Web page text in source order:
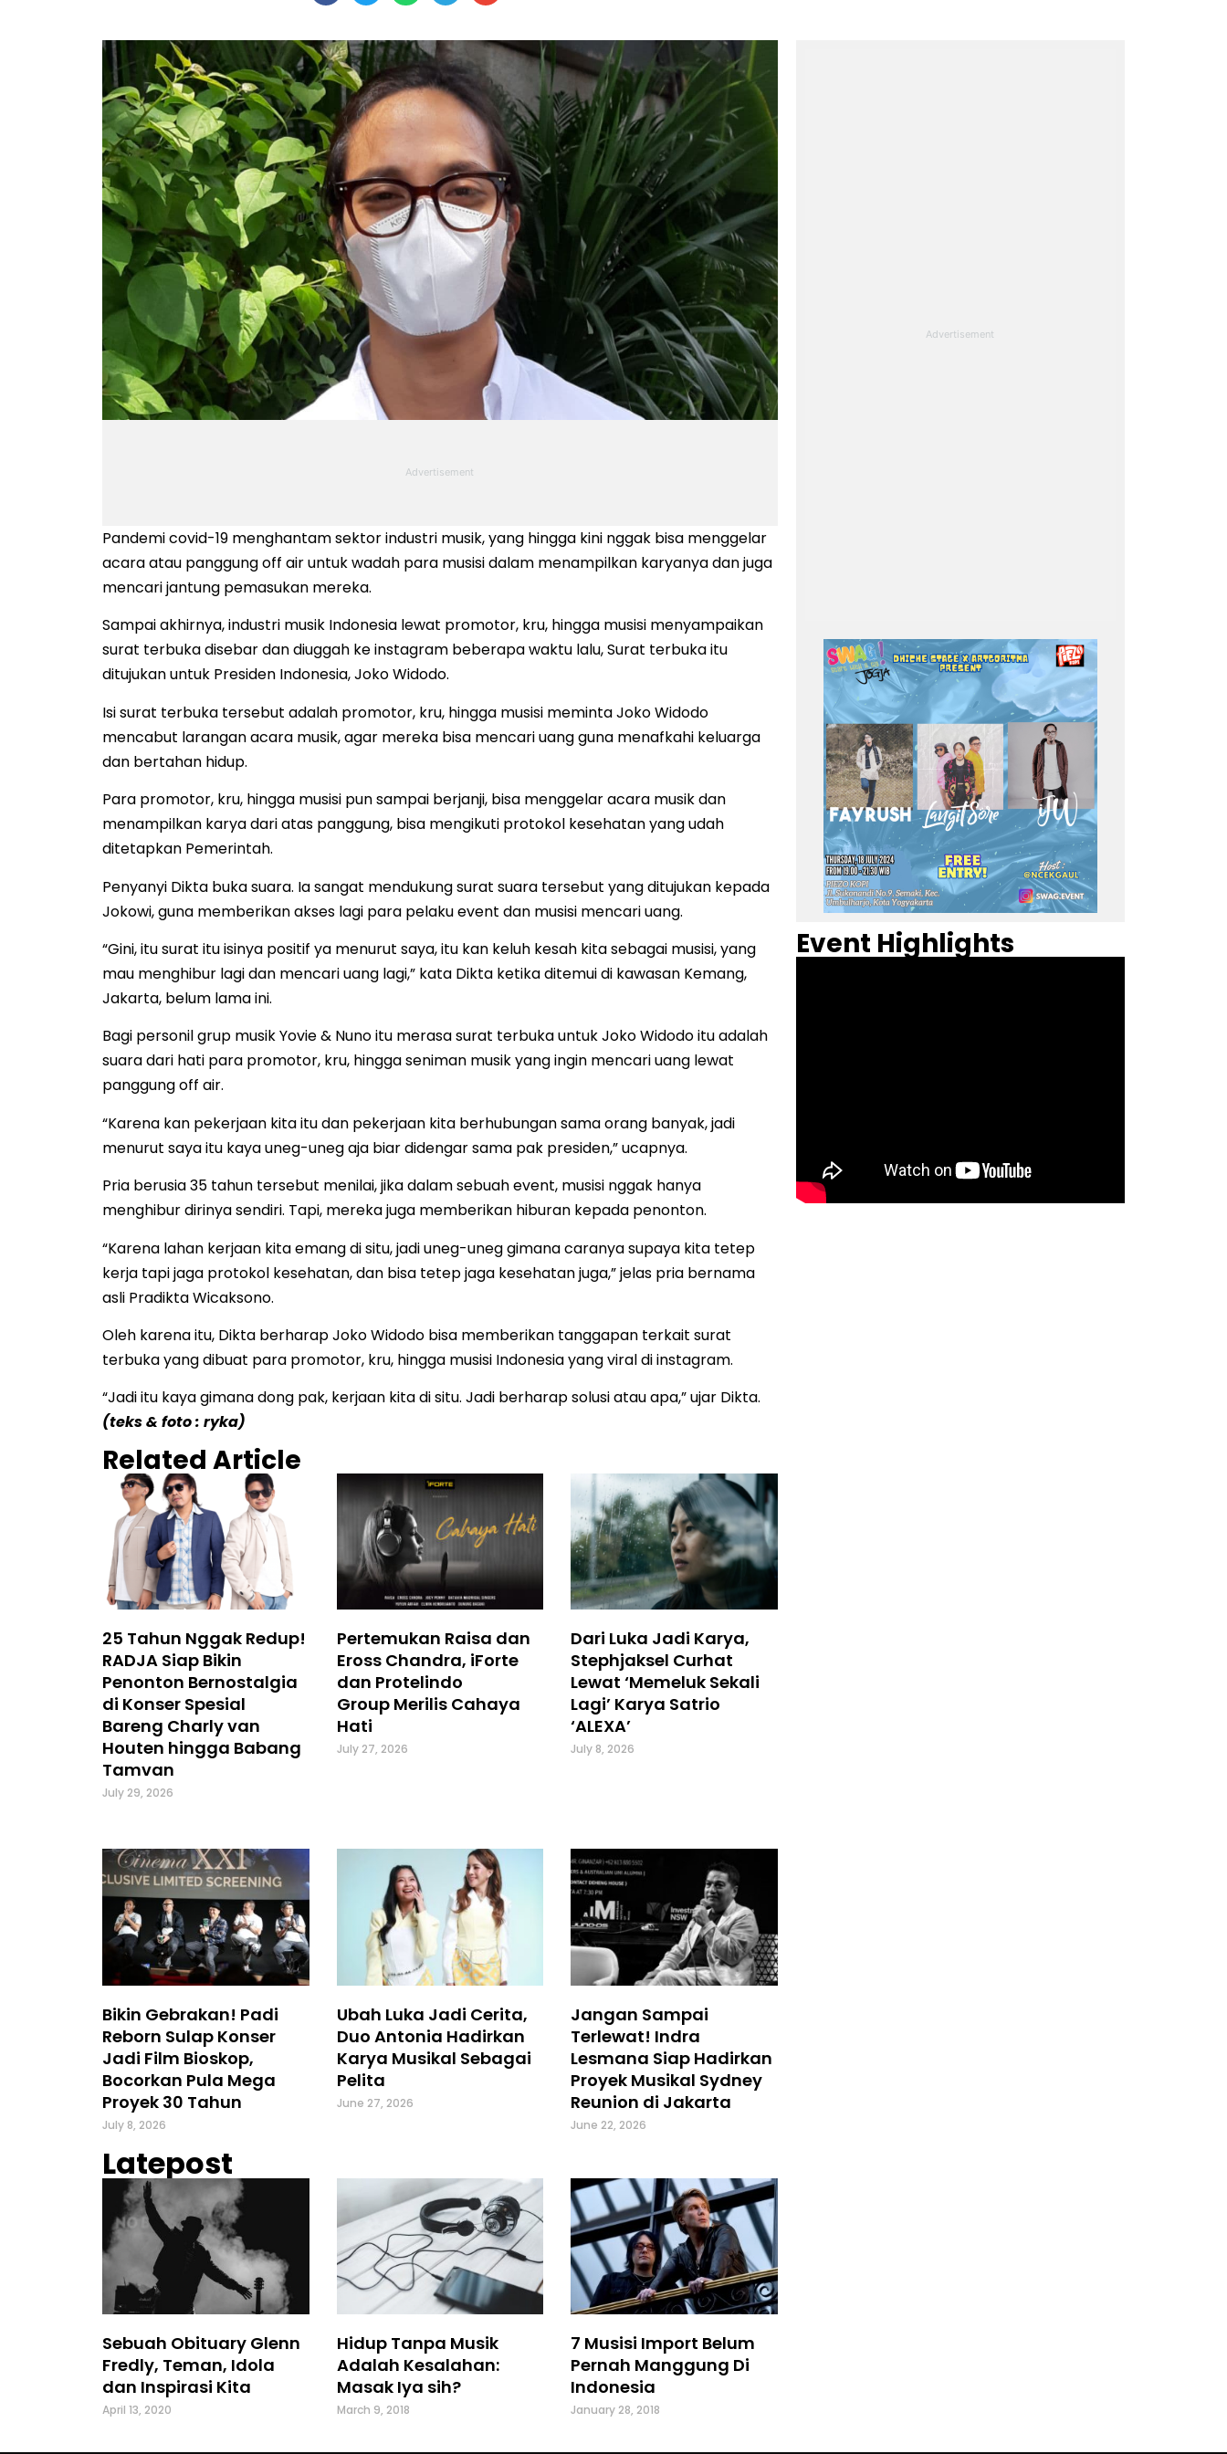
Pandemi covid-19 menghantam sektor industri musik, yang hingga kini nggak bisa menggelar
acara atau panggung off air untuk wadah para musisi dalam menampilkan karyanya dan juga
mencari jantung pemasukan mereka.
Sampai akhirnya, industri musik Indonesia lewat promotor, kru, hingga musisi menyampaikan
surat terbuka disebar dan diuggah ke instagram beberapa waktu lalu, Surat terbuka itu
ditujukan untuk Presiden Indonesia, Joko Widodo.
Isi surat terbuka tersebut adalah promotor, kru, hingga musisi meminta Joko Widodo
mencabut larangan acara musik, agar mereka bisa mencari uang guna menafkahi keluarga
dan bertahan hidup.
Para promotor, kru, hingga musisi pun sampai berjanji, bisa menggelar acara musik dan
menampilkan karya dari atas panggung, bisa mengikuti protokol kesehatan yang udah
ditetapkan Pemerintah.
Penyanyi Dikta buka suara. Ia sangat mendukung surat suara tersebut yang ditujukan kepada
Jokowi, guna memberikan akses lagi para pelaku event dan musisi mencari uang.
“Gini, itu surat itu isinya positif ya menurut saya, itu kan keluh kesah kita sebagai musisi, yang
mau menghibur lagi dan mencari uang lagi,” kata Dikta ketika ditemui di kawasan Kemang,
Jakarta, belum lama ini.
Bagi personil grup musik Yovie & Nuno itu merasa surat terbuka untuk Joko Widodo itu adalah
suara dari hati para promotor, kru, hingga seniman musik yang ingin mencari uang lewat
panggung off air.
“Karena kan pekerjaan kita itu dan pekerjaan kita berhubungan sama orang banyak, jadi
menurut saya itu kaya uneg-uneg aja biar didengar sama pak presiden,” ucapnya.
Pria berusia 35 tahun tersebut menilai, jika dalam sebuah event, musisi nggak hanya
menghibur dirinya sendiri. Tapi, mereka juga memberikan hiburan kepada penonton.
“Karena lahan kerjaan kita emang di situ, jadi uneg-uneg gimana caranya supaya kita tetep
kerja tapi jaga protokol kesehatan, dan bisa tetep jaga kesehatan juga,” jelas pria bernama
asli Pradikta Wicaksono.
Oleh karena itu, Dikta berharap Joko Widodo bisa memberikan tanggapan terkait surat
terbuka yang dibuat para promotor, kru, hingga musisi Indonesia yang viral di instagram.
“Jadi itu kaya gimana dong pak, kerjaan kita di situ. Jadi berharap solusi atau apa,” ujar Dikta.
(teks & foto : ryka)
Related Article
25 Tahun Nggak Redup!
RADJA Siap Bikin
Penonton Bernostalgia
di Konser Spesial
Bareng Charly van
Houten hingga Babang
Tamvan
July 29, 2026
Pertemukan Raisa dan
Eross Chandra, iForte
dan Protelindo
Group Merilis Cahaya
Hati
July 27, 2026
Dari Luka Jadi Karya,
Stephjaksel Curhat
Lewat ‘Memeluk Sekali
Lagi’ Karya Satrio
‘ALEXA’
July 8, 2026
Bikin Gebrakan! Padi
Reborn Sulap Konser
Jadi Film Bioskop,
Bocorkan Pula Mega
Proyek 30 Tahun
July 8, 2026
Ubah Luka Jadi Cerita,
Duo Antonia Hadirkan
Karya Musikal Sebagai
Pelita
June 27, 2026
Jangan Sampai
Terlewat! Indra
Lesmana Siap Hadirkan
Proyek Musikal Sydney
Reunion di Jakarta
June 22, 2026
Latepost
Sebuah Obituary Glenn
Fredly, Teman, Idola
dan Inspirasi Kita
April 13, 2020
Hidup Tanpa Musik
Adalah Kesalahan:
Masak Iya sih?
March 9, 2018
7 Musisi Import Belum
Pernah Manggung Di
Indonesia
January 28, 2018
Event Highlights